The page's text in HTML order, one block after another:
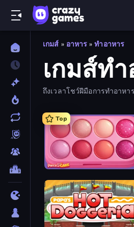
เกมส์ » อาหาร » ทำอาหาร
เกมส์ท
ถึงเวลาโชว์ฝีมือการทำอาห
Top
Piece of